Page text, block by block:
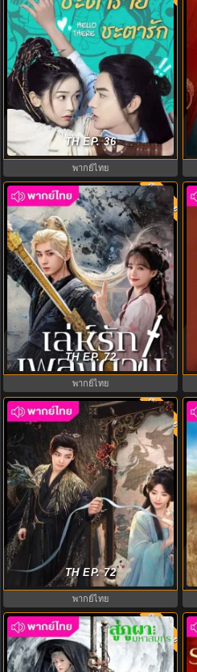
ชะตาร้าย ชะตารัก (2023) Hello
There พากย์ไทย EP.1-20 (จบ)
TH EP. 36
พากย์ไทย
เล่ห์รักเพลงดาบ (2025) Sword and
Beloved พากย์ไทย EP.1-36
8.0 พากย์ไทย
TH EP. 72
พากย์ไทย
สู่ห้วงเมฆา (2025) Love in The
Clouds พากย์ไทย EP.1-36 (จบ)
8.0 พากย์ไทย
TH EP. 72
พากย์ไทย
8.0 พากย์ไทย